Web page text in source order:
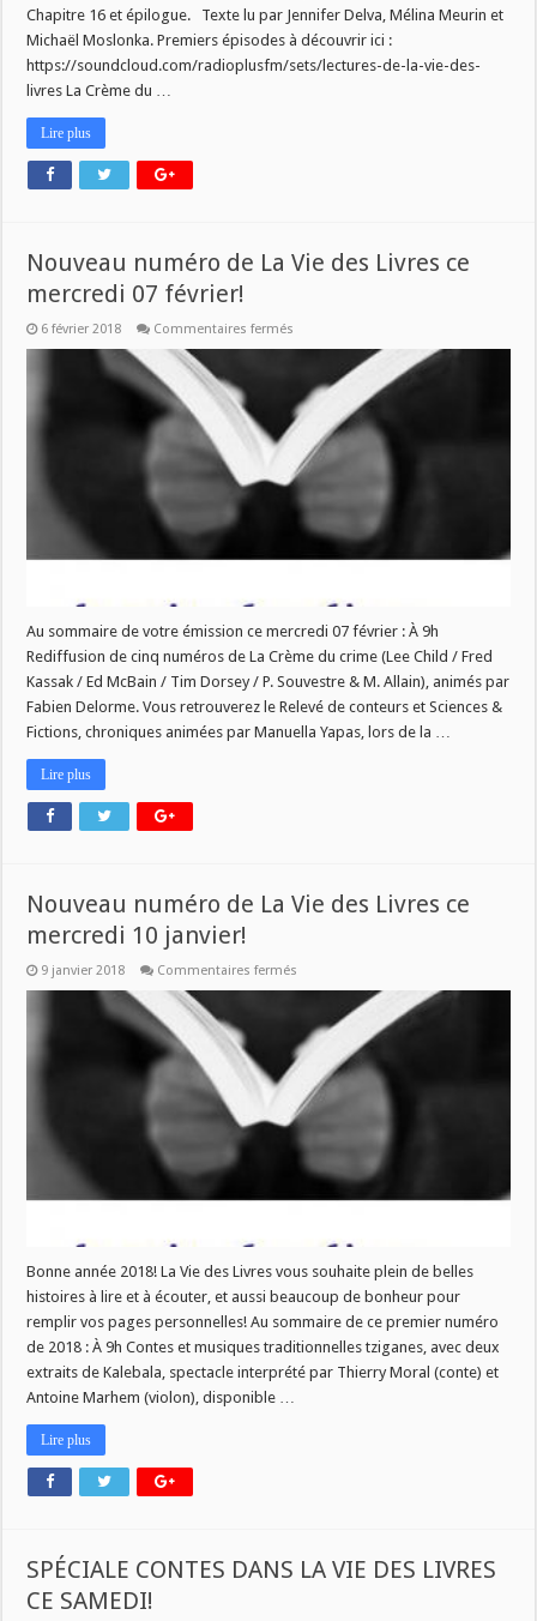
Chapitre 16 et épilogue. Texte lu par Jennifer Delva, Mélina Meurin et
Michaël Moslonka. Premiers épisodes à découvrir ici :
https://soundcloud.com/radioplusfm/sets/lectures-de-la-vie-des-
livres La Crème du …
Lire plus
Nouveau numéro de La Vie des Livres ce
mercredi 07 février!
6 février 2018 Commentaires fermés
Vie
des
Livres
ce
mercredi
07
Au sommaire de votre émission ce mercredi 07 février : À 9h
Rediffusion de cinq numéros de La Crème du crime (Lee Child / Fred
Kassak / Ed McBain / Tim Dorsey / P. Souvestre & M. Allain), animés par
Fabien Delorme. Vous retrouverez le Relevé de conteurs et Sciences &
Fictions, chroniques animées par Manuella Yapas, lors de la …
Lire plus
Nouveau numéro de La Vie des Livres ce
mercredi 10 janvier!
9 janvier 2018 Commentaires fermés
La
Vie
des
Livres
ce
mercredi
10
Bonne année 2018! La Vie des Livres vous souhaite plein de belles
histoires à lire et à écouter, et aussi beaucoup de bonheur pour
remplir vos pages personnelles! Au sommaire de ce premier numéro
de 2018 : À 9h Contes et musiques traditionnelles tziganes, avec deux
extraits de Kalebala, spectacle interprété par Thierry Moral (conte) et
Antoine Marhem (violon), disponible …
Lire plus
SPÉCIALE CONTES DANS LA VIE DES LIVRES
CE SAMEDI!